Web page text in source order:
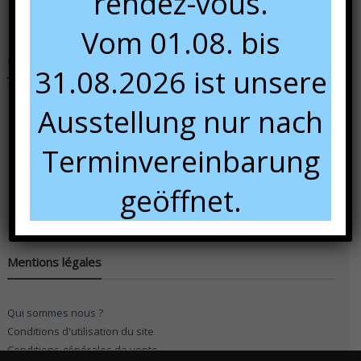
Mentions légales
Qui sommes nous ?
Conditions d'utilisation du site
Conditions générales de vente
Vom 01.08. bis
31.08.2026 ist unsere
Ausstellung nur nach
Terminvereinbarung
geöffnet.